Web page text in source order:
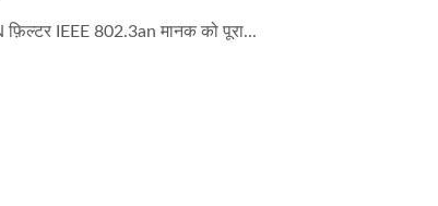
IEEE 802.3an मानक को पूरा...